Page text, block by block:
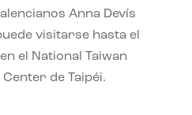
Anna Devís
visitarse hasta el
el National Taiwan
de Taipéi.